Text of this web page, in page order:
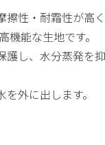
擦性・耐霜性が高
能な生地です。
護し、水分蒸発を
外に出します。